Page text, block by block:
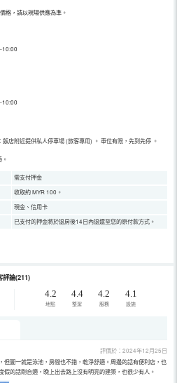
格，請以現場供應為準。
10:00
10:00
飯店附近提供私人停車場 (旅客專用) 。 車位有限，先到先停 。
需支付押金
收取約 MYR 100。
現金、信用卡
已支付的押金將於退房後14日內退還至您的原付款方式。
評論(211)
4.2
地點
4.4
整潔
4.2
服務
4.1
設施
評價於：2024年12月25日
但圖一就是泳池，房間也不錯，乾淨舒適。周邊的話有便利店，也
假的話剛合適，晚上出去路上沒有明亮的建築，也很少有人。